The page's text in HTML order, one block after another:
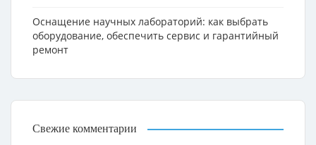
Оснащение научных лабораторий: как выбрать
оборудование, обеспечить сервис и гарантийный
ремонт
Свежие комментарии